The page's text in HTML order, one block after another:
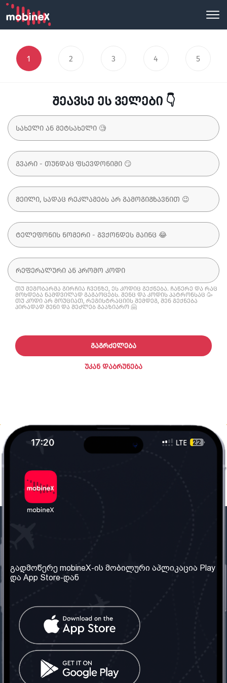
1 2 3 4 5
შეავსე ეს ველები 👇
თუ მეგობარმა გირჩია ჩვენზე, ეს კოდიც გექნება. ჩაწერე და რაც
მოხდება ნამდვილად გაგაოცებს. შენც და კოდის პატრონსაც 🥳
თუ კოდი არ მოუციათ, რეგისტრაციის შემდეგ, შენ გექნება
პირადად შენი და შეძლებ გააზიარო 🤗
ᲣᲙᲐᲜ ᲓᲐᲑᲠᲣᲜᲔᲑᲐ
ᲒᲐᲒᲠᲫᲔᲚᲔᲑᲐ
ჩვენ შესახებ
ჩვენი სერვისები
წესები და პირობები
კითხვები
კონტაქტი
საქართველო: თბილისი
ტელ: 032 2 04 00 50
სოციალური ქსელი
გადმოწერე mobineX-ის მობილური აპლიკაცია Play
და App Store-დან